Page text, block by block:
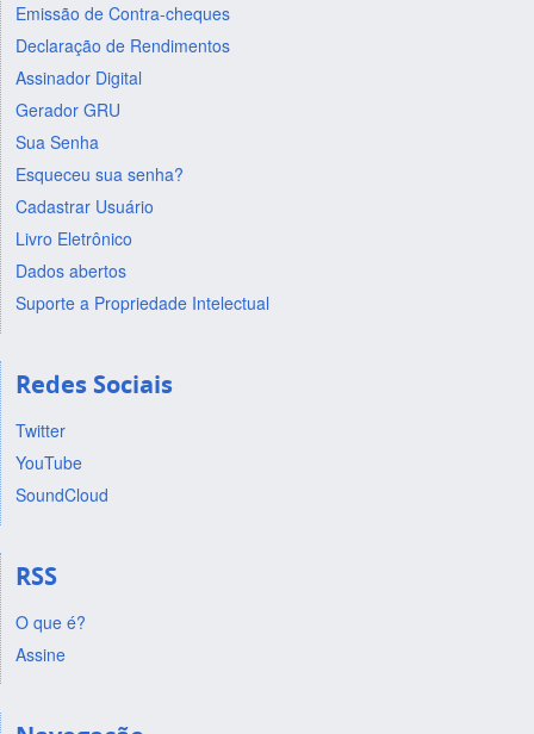
Emissão de Contra-cheques
Declaração de Rendimentos
Assinador Digital
Gerador GRU
Sua Senha
Esqueceu sua senha?
Cadastrar Usuário
Livro Eletrônico
Dados abertos
Suporte a Propriedade Intelectual
Redes Sociais
Twitter
YouTube
SoundCloud
RSS
O que é?
Assine